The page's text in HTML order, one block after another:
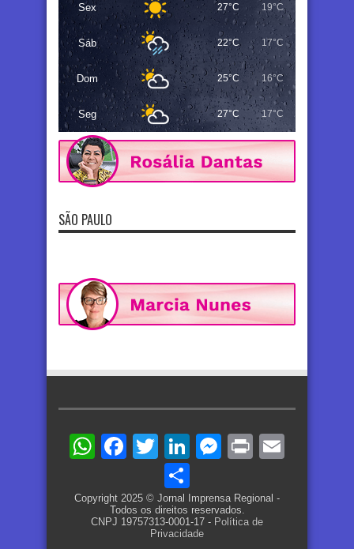
Sex 27°C 19°C
Sáb 22°C 17°C
Dom 25°C 16°C
Seg 27°C 17°C
SÃO PAULO
WhatsApp
Facebook
TwitterLinkedIn
Messenger
Print
Copyright 2025 © Jornal Imprensa Regional -
Todos os direitos reservados.
CNPJ 19757313-0001-17 - Política de
Privacidade